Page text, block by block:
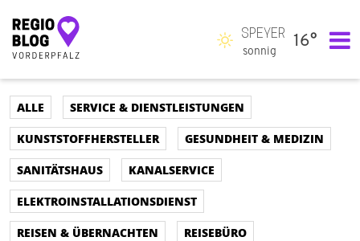
Hauptnavigation
SPEYER
sonnig
16°
ALLE
SERVICE & DIENSTLEISTUNGEN
KUNSTSTOFFHERSTELLER
GESUNDHEIT & MEDIZIN
SANITÄTSHAUS
KANALSERVICE
ELEKTROINSTALLATIONSDIENST
REISEN & ÜBERNACHTEN
REISEBÜRO